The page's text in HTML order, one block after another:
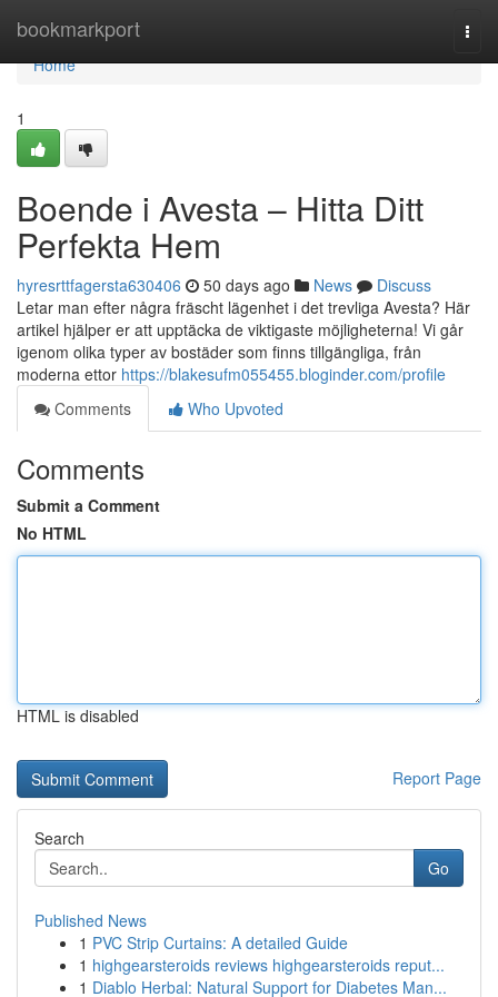
bookmarkport
Home
Home
1
Boende i Avesta – Hitta Ditt
Perfekta Hem
hyresrttfagersta630406 50 days ago News
Discuss
Letar man efter några fräscht lägenhet i det trevliga Avesta? Här
artikel hjälper er att upptäcka de viktigaste möjligheterna! Vi går
igenom olika typer av bostäder som finns tillgängliga, från
moderna ettor https://blakesufm055455.bloginder.com/profile
Comments
Who Upvoted
Comments
Submit a Comment
No HTML
HTML is disabled
Report Page
Search
Go
Published News
1 PVC Strip Curtains: A detailed Guide
1 highgearsteroids reviews highgearsteroids reput...
1 Diablo Herbal: Natural Support for Diabetes Man...